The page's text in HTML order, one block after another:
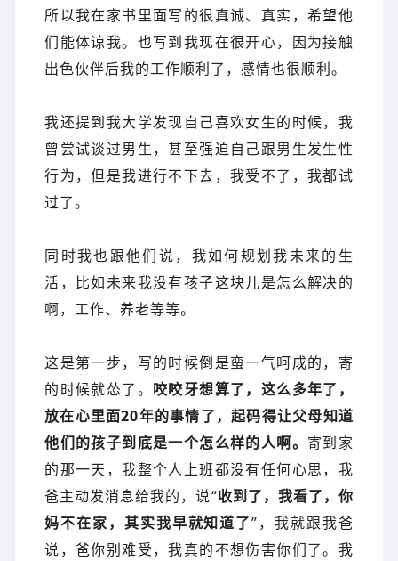
所以我在家书里面写的很真诚、真实，希望他
们能体谅我。也写到我现在很开心，因为接触
出色伙伴后我的工作顺利了，感情也很顺利。
我还提到我大学发现自己喜欢女生的时候，我
曾尝试谈过男生，甚至强迫自己跟男生发生性
行为，但是我进行不下去，我受不了，我都试
过了。
同时我也跟他们说，我如何规划我未来的生
活，比如未来我没有孩子这块儿是怎么解决的
啊，工作、养老等等。
这是第一步，写的时候倒是蛮一气呵成的，寄
的时候就怂了。 咬咬牙想算了，这么多年了，
放在心里面20年的事情了，起码得让父母知道
他们的孩子到底是一个怎么样的人啊。 寄到家
的那一天，我整个人上班都没有任何心思，我
爸主动发消息给我的，说“收到了，我看了，你
妈不在家，其实我早就知道了”，我就跟我爸
说，爸你别难受，我真的不想伤害你们了。我